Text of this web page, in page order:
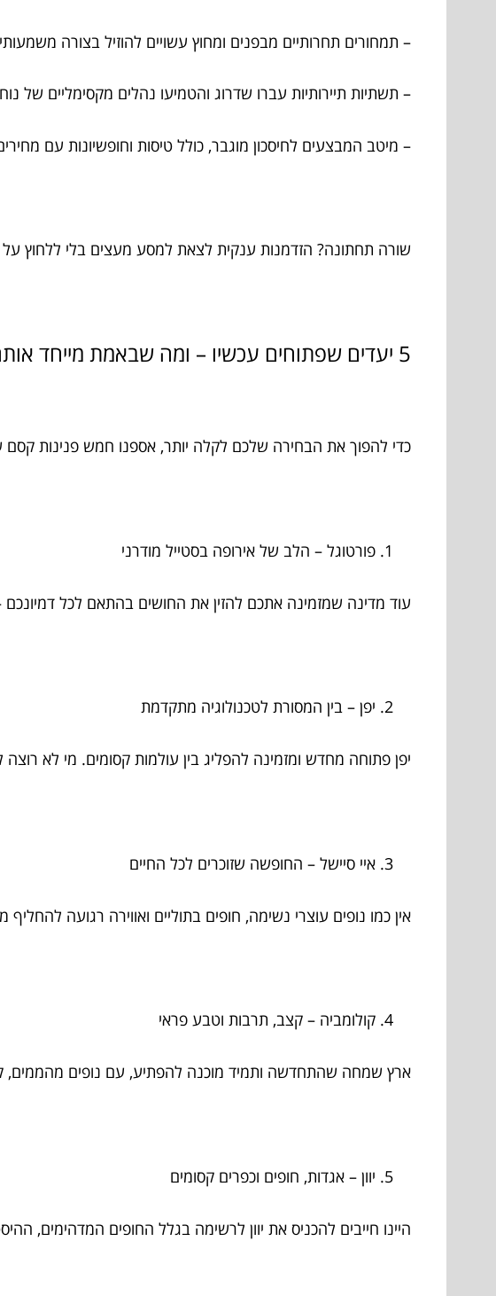
– תמחורים תחרותיים מבפנים ומחוץ עשויים להוזיל בצורה
– תשתיות תיירותיות עברו שדרוג והטמיעו נהלים מקסימליים של
– מיטב המבצעים לחיסכון מוגבר, כולל טיסות וחופשיונות עם
שורה תחתונה? הזדמנות ענקית לצאת למסע מעצים בלי ללחוץ
5 יעדים שפתוחים עכשיו – ומה שבאמת מייחד אותם
כדי להפוך את הבחירה שלכם לקלה יותר, אספנו חמש פנינות קסם
פורטוגל – הלב של אירופה בסטייל מודרני
עוד מדינה שמזמינה אתכם להזין את החושים בהתאם לכל
יפן – בין המסורת לטכנולוגיה מתקדמת
יפן פתוחה מחדש ומזמינה להפליג בין עולמות קסומים. מי לא
איי סיישל – החופשה שזוכרים לכל החיים
אין כמו נופים עוצרי נשימה, חופים בתוליים ואווירה רגועה
קולומביה – קצב, תרבות וטבע פראי
ארץ שמחה שהתחדשה ותמיד מוכנה להפתיע, עם נופים מהממים,
יוון – אגדות, חופים וכפרים קסומים
היינו חייבים להכניס את יוון לרשימה בגלל החופים המדהימים,